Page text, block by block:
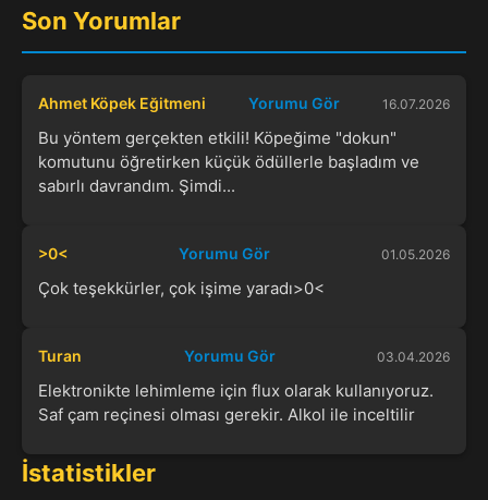
Son Yorumlar
Ahmet Köpek Eğitmeni Yorumu Gör 16.07.2026
Bu yöntem gerçekten etkili! Köpeğime "dokun"
komutunu öğretirken küçük ödüllerle başladım ve
sabırlı davrandım. Şimdi...
>0< Yorumu Gör 01.05.2026
Çok teşekkürler, çok işime yaradı>0<
Turan Yorumu Gör 03.04.2026
Elektronikte lehimleme için flux olarak kullanıyoruz.
Saf çam reçinesi olması gerekir. Alkol ile inceltilir
İstatistikler